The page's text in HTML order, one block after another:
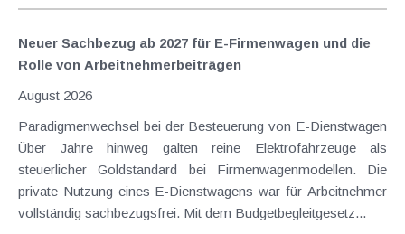
Neuer Sachbezug ab 2027 für E-Firmenwagen und die
Rolle von Arbeitnehmer​­beiträgen
August 2026
Paradigmenwechsel bei der Besteuerung von E-Dienstwagen
Über Jahre hinweg galten reine Elektrofahrzeuge als
steuerlicher Goldstandard bei Firmenwagenmodellen. Die
private Nutzung eines E-Dienstwagens war für Arbeitnehmer
vollständig sachbezugsfrei. Mit dem Budgetbegleitgesetz...